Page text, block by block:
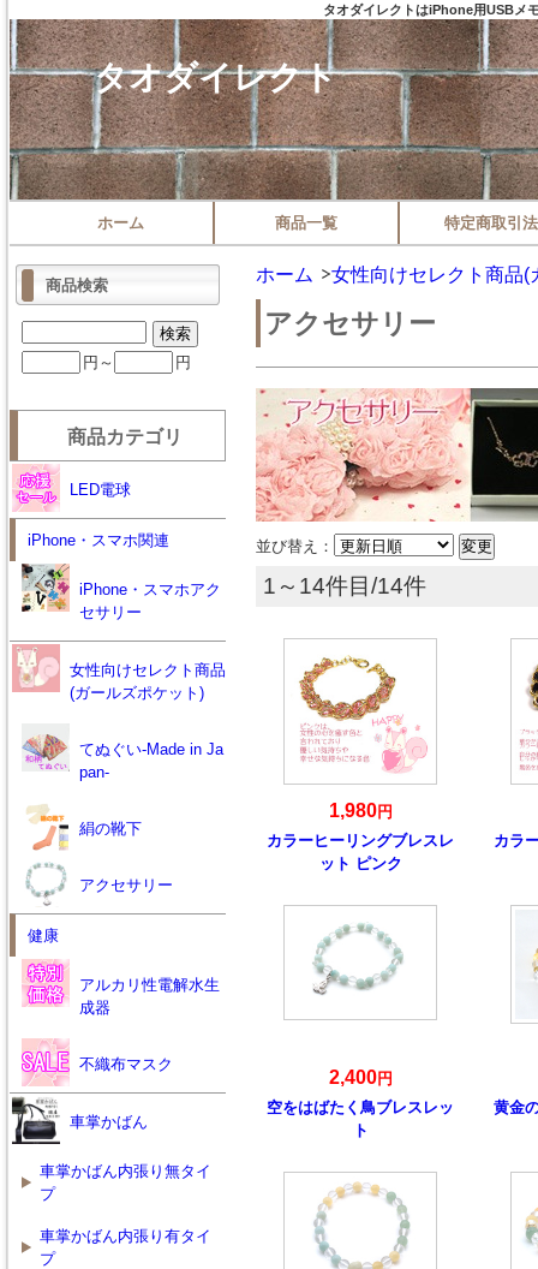
タオダイレクトはiPhone用USBメ
タオダイレクト
ホーム 商品一覧 特定商取引法
ホーム 女性向けセレクト商品(
アクセサリー
並び替え：
1～14件目/14件
1,980円
カラーヒーリングブレスレ
ット ピンク
カラ
2,400円
空をはばたく鳥ブレスレッ
ト
黄金
商品検索
円～ 円
商品カテゴリ
LED電球
iPhone・スマホ関連
iPhone・スマホアク
セサリー
女性向けセレクト商品
(ガールズポケット)
てぬぐい-Made in Ja
pan-
絹の靴下
アクセサリー
健康
アルカリ性電解水生
成器
不織布マスク
車掌かばん
車掌かばん内張り無タイ
プ
車掌かばん内張り有タイ
プ